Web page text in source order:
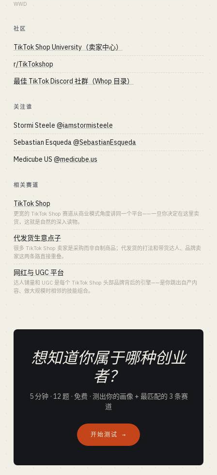
WWD
社区
TikTok Shop University（卖家中心）
r/TikTokshop
最佳 TikTok Discord 社群（Whop 目录）
关注谁
Stormi Steele @iamstormisteele
Sebastian Esqueda@SebastianEsqueda
Medicube US @medicube.us
相关赛道
TikTok Shop
更宽的 TikTok Shop 赛道从商业模式角度讲同一个平台——一旦你决定在这里卖
货，这就是自然的深入读物。
代发货生意点子
很多 TikTok Shop 卖家是采购而非自制商品；代发货的打法和带货达人、品牌卖
家这两条路直接重叠。
网红与 UGC 平台
达人铺量和 UGC 是每个 TikTok Shop 头部品牌背后的引擎——是你跳出自产内
容、做大规模时相邻的技能组合。
想知道你属于哪种创业
者？
5 分钟 · 12 题 · 免费 · 测出你的画像 + 最匹配的 3 条赛
道
开始测试 →